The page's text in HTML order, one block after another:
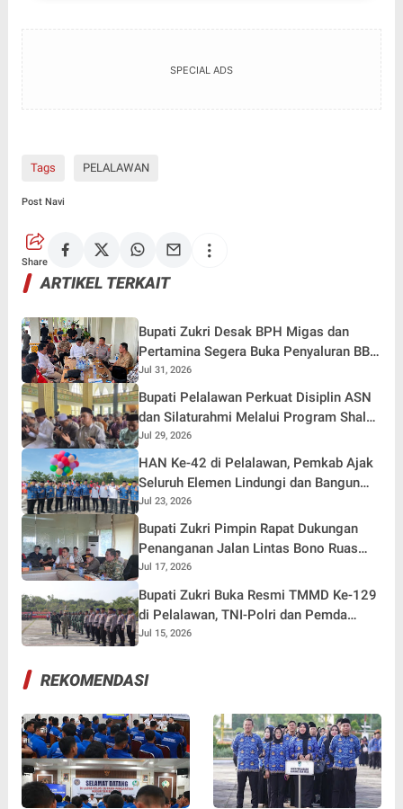
SPECIAL ADS
Tags PELALAWAN
Post Navi
Share
ARTIKEL TERKAIT
Bupati Zukri Desak BPH Migas dan
Pertamina Segera Buka Penyaluran BBM
untuk Kuala Kampar
Jul 31, 2026
Bupati Pelalawan Perkuat Disiplin ASN
dan Silaturahmi Melalui Program Shalat
Berjemaah
Jul 29, 2026
HAN Ke-42 di Pelalawan, Pemkab Ajak
Seluruh Elemen Lindungi dan Bangun
Masa Depan Anak
Jul 23, 2026
Bupati Zukri Pimpin Rapat Dukungan
Penanganan Jalan Lintas Bono Ruas
Sebekek–Segamai
Jul 17, 2026
Bupati Zukri Buka Resmi TMMD Ke-129
di Pelalawan, TNI-Polri dan Pemda
Bersinergi Bangun Desa
Jul 15, 2026
REKOMENDASI